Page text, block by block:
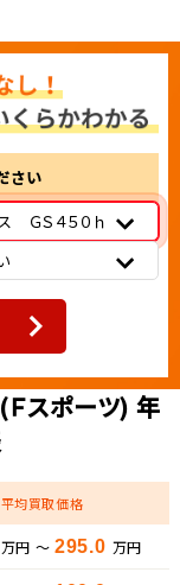
さい
ＧＳ４５０ｈ
Ｆスポーツ) 年
平均買取価格
万円 ～ 295.0 万円